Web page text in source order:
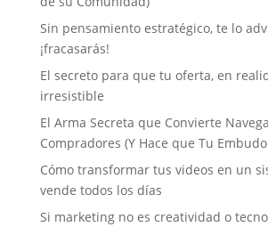
Sin pensamiento estratégico, te lo
¡fracasarás!
El secreto para que tu oferta, en
irresistible
El Arma Secreta que Convierte
Compradores (Y Hace que Tu
Cómo transformar tus videos en un
vende todos los días
Si marketing no es creatividad o